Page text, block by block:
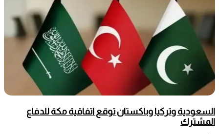
السعودية وتركيا وباكستان توقع اتفاقية مكة للدفاع
المشترك